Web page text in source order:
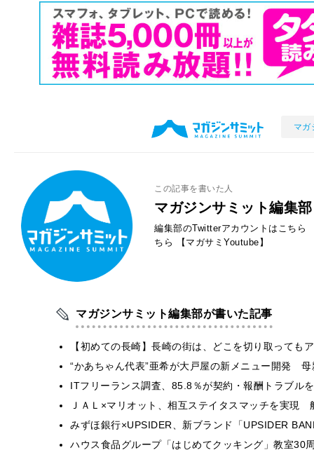
マガ
この記事を書いた人
マガジンサミット編集部
編集部のTwitterアカウントはこちら
ちら
【マガサミYoutube】
マガジンサミット編集部が書いた記事
【初めての長崎】長崎の街は、どこを切り取って
“かあちゃん代表”亜希が大戸屋の新メニュー開発
ITフリーランス調査、85.8％が契約・報酬トラブ
ＪＡＬ×マリオット、相互ステイタスマッチを実
みずほ銀行×UPSIDER、新ブランド「UPSIDER
ハウス食品グループ「はじめてクッキング」教室